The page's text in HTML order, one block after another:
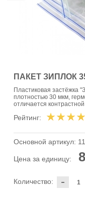
ПАКЕТ ЗИПЛОК
Пластиковая застёжка
плотностью 30 мкм,
отличается
Рейтинг:
Основной артикул:
Цена за единицу:
-
Количество: